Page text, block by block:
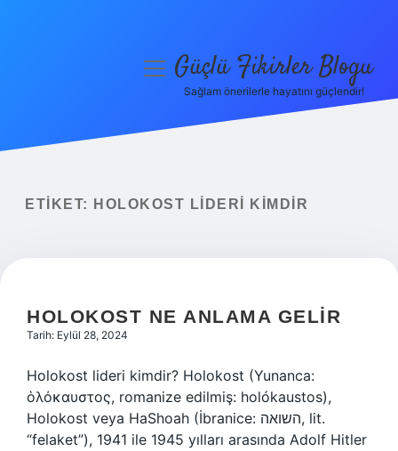
Yasal Uyarı
menüyüGüçlü Fikirler Blogu
Sağlam önerilerle hayatını güçlendir!
ETIKET: HOLOKOST LIDERI KIMDIR
HOLOKOST NE ANLAMA GELIR
Tarih: Eylül 28, 2024
Holokost lideri kimdir? Holokost (Yunanca:
ὁλόκαυστος, romanize edilmiş: holókaustos),
Holokost veya HaShoah (İbranice: השואה‎, lit.
“felaket”), 1941 ile 1945 yılları arasında Adolf Hitler